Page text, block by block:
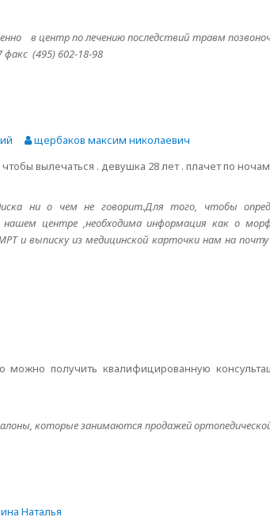
в центр по лечению последствий травм
факс (495) 602-18-98
щербаков максим николаевич
вылечаться . девушка 28 лет . плачет по
ни о чем не говорит.Для того, чтобы
центре ,необходима информация как о
и выписку из медицинской карточки нам на
получить квалифицированную
которые занимаются продажей
Наталья